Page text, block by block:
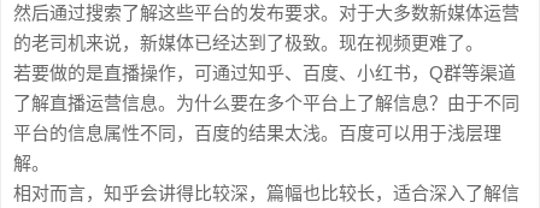
然后通过搜索了解这些平台的发布要求。对于大多数新媒体运营
的老司机来说，新媒体已经达到了极致。现在视频更难了。
若要做的是直播操作，可通过知乎、百度、小红书，Q群等渠道
了解直播运营信息。为什么要在多个平台上了解信息？由于不同
平台的信息属性不同，百度的结果太浅。百度可以用于浅层理
解。
相对而言，知乎会讲得比较深，篇幅也比较长，适合深入了解信